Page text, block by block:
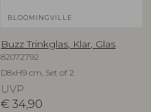
BLOOMINGVILLE
Buzz Trinkglas, Klar, Glas
82072792
D8xH9 cm, Set of 2
UVP
€ 34,90